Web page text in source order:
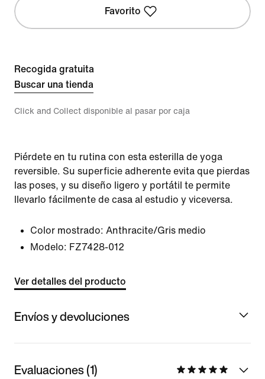
Favorito
Recogida gratuita
Buscar una tienda
Click and Collect disponible al pasar por caja
Piérdete en tu rutina con esta esterilla de yoga
reversible. Su superficie adherente evita que pierdas
las poses, y su diseño ligero y portátil te permite
llevarlo fácilmente de casa al estudio y viceversa.
Color mostrado: Anthracite/Gris medio
Modelo: FZ7428-012
Ver detalles del producto
Envíos y devoluciones
Evaluaciones (1)